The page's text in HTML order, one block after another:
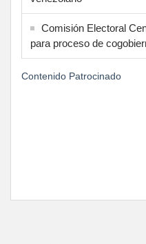
Comisión Electoral
para proceso de
Contenido Patrocinado